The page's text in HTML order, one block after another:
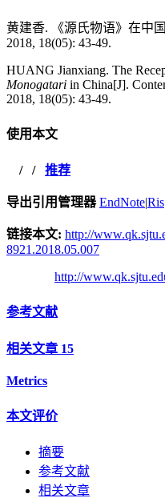
黄建香. 《源氏物语》在中
2018, 18(05): 43-49.
HUANG Jianxiang. The
Monogatari in China[J].
2018, 18(05): 43-49.
使用本文
/ / 推荐
导出引用管理器 EndNote|Ris
链接本文: http://
8921.2018.05.007
http://
参考文献
相关文章 15
Metrics
本文评价
摘要
参考文献
相关文章